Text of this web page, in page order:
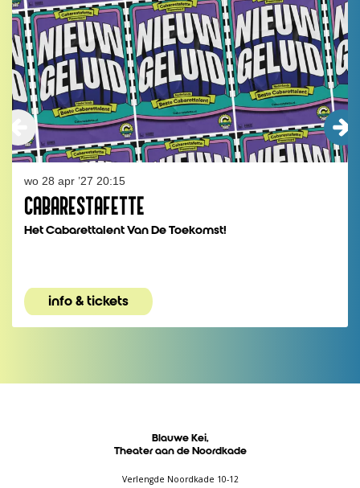
CABARESTAFETTE
Het Cabarettalent Van De Toekomst!
wo 28 apr ’27 20:15
info & tickets
Blauwe Kei,
Theater aan de Noordkade
Verlengde Noordkade 10-12